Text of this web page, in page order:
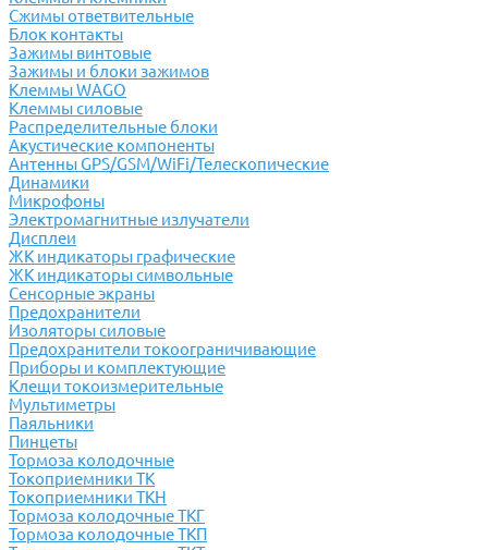
Cжимы ответвительные
Блок контакты
Зажимы винтовые
Зажимы и блоки зажимов
Клеммы WAGO
Клеммы силовые
Распределительные блоки
Акустические компоненты
Антенны GPS/GSM/WiFi/Телескопические
Динамики
Микрофоны
Электромагнитные излучатели
Дисплеи
ЖК индикаторы графические
ЖК индикаторы символьные
Сенсорные экраны
Предохранители
Изоляторы силовые
Предохранители токоограничивающие
Приборы и комплектующие
Клещи токоизмерительные
Мультиметры
Паяльники
Пинцеты
Тормоза колодочные
Токоприемники ТК
Токоприемники ТКН
Тормоза колодочные ТКГ
Тормоза колодочные ТКП